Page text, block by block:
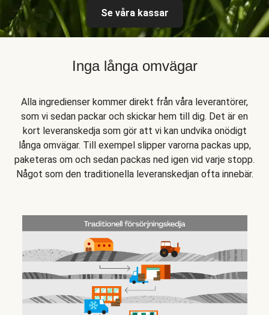
Se våra kassar
Inga långa omvägar
Alla ingredienser kommer direkt från våra leverantörer,
som vi sedan packar och skickar hem till dig. Det är en
kort leveranskedja som gör att vi kan undvika onödigt
långa omvägar. Till exempel slipper varorna packas upp,
paketeras om och sedan packas ned igen vid varje stopp.
Något som den traditionella leveranskedjan ofta innebär.